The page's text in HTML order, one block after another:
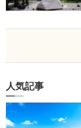
人気記事